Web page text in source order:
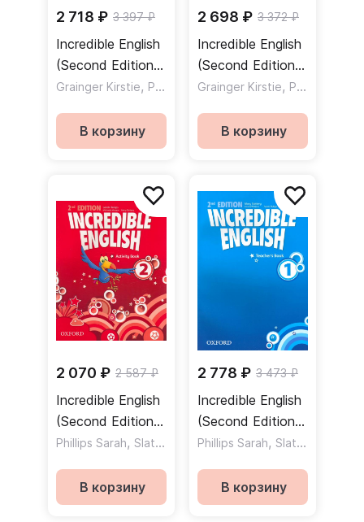
2 718 ₽ 3 397 ₽
Incredible English
(Second Edition)
3 Class Book /
Grainger Kirstie, Phillips Sarah ,Morgan Michaela
В корзину
2 698 ₽ 3 372 ₽
Incredible English
(Second Edition)
2 Class Book /
Grainger Kirstie, Phillips Sarah
В корзину
2 070 ₽ 2 587 ₽
Incredible English
(Second Edition)
2 Activity Book /
Phillips Sarah, Slattery Mary ,Morgan Michaela
В корзину
2 778 ₽ 3 473 ₽
Incredible English
(Second Edition)
1 Teacher's Book
учителя
Phillips Sarah, Slattery Mary
В корзину